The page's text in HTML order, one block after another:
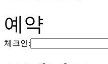
예약
체크인: